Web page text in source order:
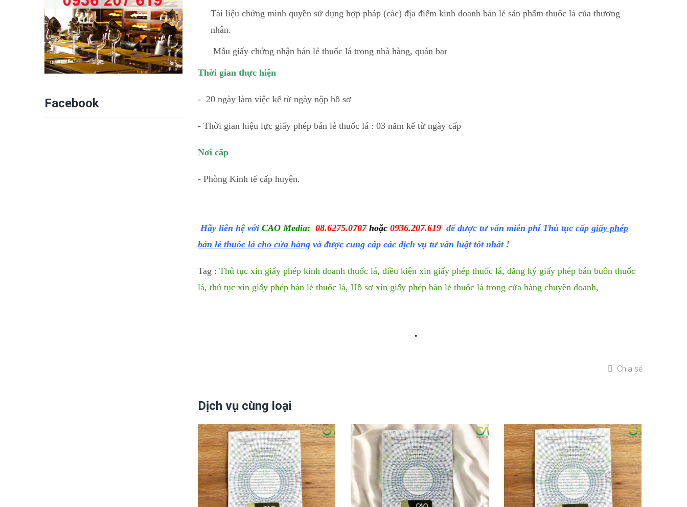
Tài liệu chứng minh quyền sử dụng hợp pháp (các) địa điểm kinh doanh bán lẻ sản phẩm thuốc lá của thương
nhân.
Mẫu giấy chứng nhận bán lẻ thuốc lá trong nhà hàng, quán bar
Thời gian thực hiện
- 20 ngày làm việc kể từ ngày nộp hồ sơ
- Thời gian hiệu lực giấy phép bán lẻ thuốc lá : 03 năm kể từ ngày cấp
Nơi cấp
- Phòng Kinh tế cấp huyện.
Hãy liên hệ với CAO Media: 08.6275.0707 hoặc 0936.207.619 để được tư vấn miễn phí Thủ tục cấp giấy phép
bán lẻ thuốc lá cho cửa hàng và được cung cấp các dịch vụ tư vấn luật tốt nhất !
Tag : Thủ tục xin giấy phép kinh doanh thuốc lá, điều kiện xin giấy phép thuốc lá, đăng ký giấy phép bán buôn thuốc
lá, thủ tục xin giấy phép bán lẻ thuốc lá, Hồ sơ xin giấy phép bán lẻ thuốc lá trong cửa hàng chuyên doanh,
Chia sẻ
Dịch vụ cùng loại
Facebook